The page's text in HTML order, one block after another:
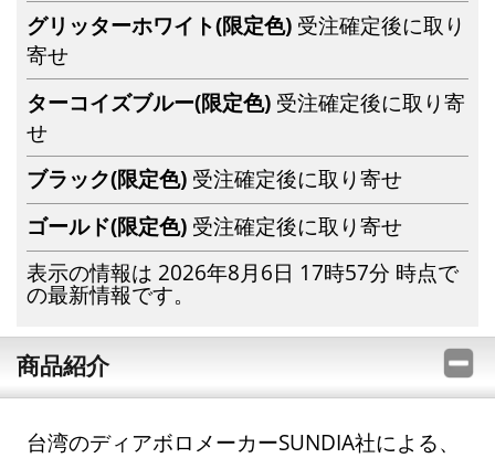
グリッターホワイト(限定色) 受注確定後に取り
寄せ
ターコイズブルー(限定色) 受注確定後に取り寄
せ
ブラック(限定色) 受注確定後に取り寄せ
ゴールド(限定色) 受注確定後に取り寄せ
表示の情報は 2026年8月6日 17時57分 時点で
の最新情報です。
商品紹介
台湾のディアボロメーカーSUNDIA社による、